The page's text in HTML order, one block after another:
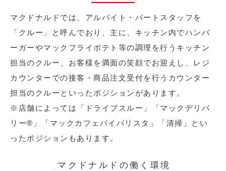
マクドナルドでは、アルバイト・パートスタッフを
「クルー」と呼んでおり、主に、キッチン内でハンバ
ーガーやマックフライポテト等の調理を行うキッチン
担当のクルー、お客様を満面の笑顔でお迎えし、レジ
カウンターでの接客・商品注文受付を行うカウンター
担当のクルーといったポジションがあります。
※店舗によっては「ドライブスルー」「マックデリバ
リー®︎」「マックカフェバイバリスタ」「清掃」とい
ったポジションもあります。
マクドナルドの働く環境